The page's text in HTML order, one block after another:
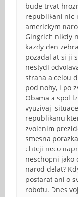
bude trvat
republikani nic
americkym
Gingrich nikdy
kazdy den
pozadal at si ji
nestydi
strana a celou
pod nohy, i po
Obama a spol
vyuzivaji
republikanu
zvolenim
smesna
chteji neco
neschopni jako
narod delat?
postarat ani o
robotu. Dnes